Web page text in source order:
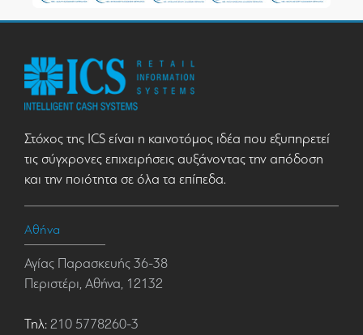
Στόχος της ICS είναι η καινοτόμος ιδέα που εξυπηρετεί
τις σύγχρονες επιχειρήσεις αυξάνοντας την απόδοση
και την ποιότητα σε όλα τα επίπεδα.
Αθήνα
Αγίας Παρασκευής 36-38
Περιστέρι, Αθήνα, 12132
Τηλ: 210 5778260-3